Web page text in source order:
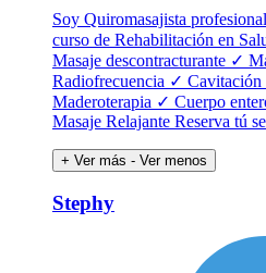
Soy Quiromasajista
curso de Rehabilitación en
Masaje descontracturante ✓
Radiofrecuencia ✓
Maderoterapia ✓ Cuerpo
Masaje Relajante Reserva tú
+ Ver más - Ver menos
Stephy